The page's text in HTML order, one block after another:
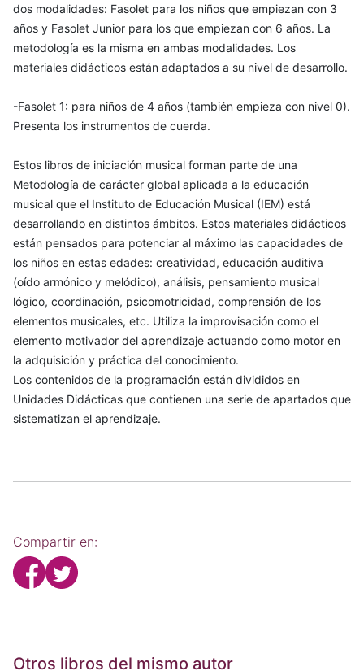
dos modalidades: Fasolet para los niños que empiezan con 3
años y Fasolet Junior para los que empiezan con 6 años. La
metodología es la misma en ambas modalidades. Los
materiales didácticos están adaptados a su nivel de desarrollo.
-Fasolet 1: para niños de 4 años (también empieza con nivel 0).
Presenta los instrumentos de cuerda.
Estos libros de iniciación musical forman parte de una
Metodología de carácter global aplicada a la educación
musical que el Instituto de Educación Musical (IEM) está
desarrollando en distintos ámbitos. Estos materiales didácticos
están pensados para potenciar al máximo las capacidades de
los niños en estas edades: creatividad, educación auditiva
(oído armónico y melódico), análisis, pensamiento musical
lógico, coordinación, psicomotricidad, comprensión de los
elementos musicales, etc. Utiliza la improvisación como el
elemento motivador del aprendizaje actuando como motor en
la adquisición y práctica del conocimiento.
Los contenidos de la programación están divididos en
Unidades Didácticas que contienen una serie de apartados que
sistematizan el aprendizaje.
Compartir en:
Otros libros del mismo autor